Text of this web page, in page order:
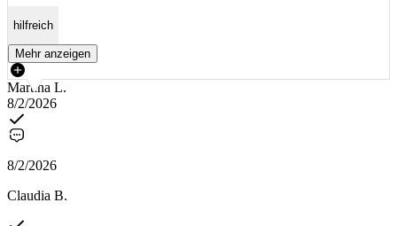
hilfreich
Mehr anzeigen
Martina L.
8/2/2026
8/2/2026
Claudia B.